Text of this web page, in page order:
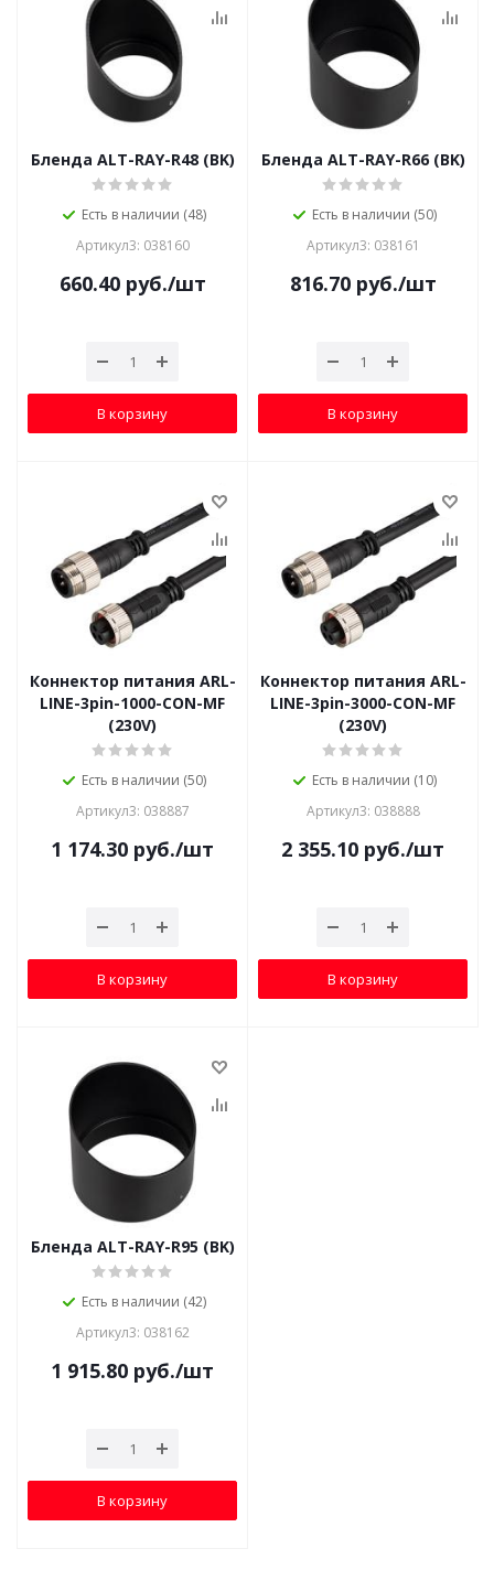
Бленда ALT-RAY-R48 (BK)
Есть в наличии (48)
Артикул3: 038160
660.40руб./шт
В корзину
Бленда ALT-RAY-R66 (BK)
Есть в наличии (50)
Артикул3: 038161
816.70руб./шт
В корзину
Коннектор питания ARL-
LINE-3pin-1000-CON-MF
(230V)
Есть в наличии (50)
Артикул3: 038887
1 174.30 руб./шт
В корзину
Коннектор питания ARL-
LINE-3pin-3000-CON-MF
(230V)
Есть в наличии (10)
Артикул3: 038888
2 355.10 руб./шт
В корзину
Бленда ALT-RAY-R95 (BK)
Есть в наличии (42)
Артикул3: 038162
1 915.80 руб./шт
В корзину